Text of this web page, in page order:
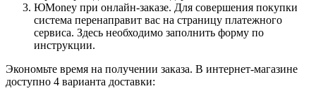
ЮMoney при онлайн-заказе. Для совершения покупки
система перенаправит вас на страницу платежного
сервиса. Здесь необходимо заполнить форму по
инструкции.
Экономьте время на получении заказа. В интернет-магазине
доступно 4 варианта доставки: